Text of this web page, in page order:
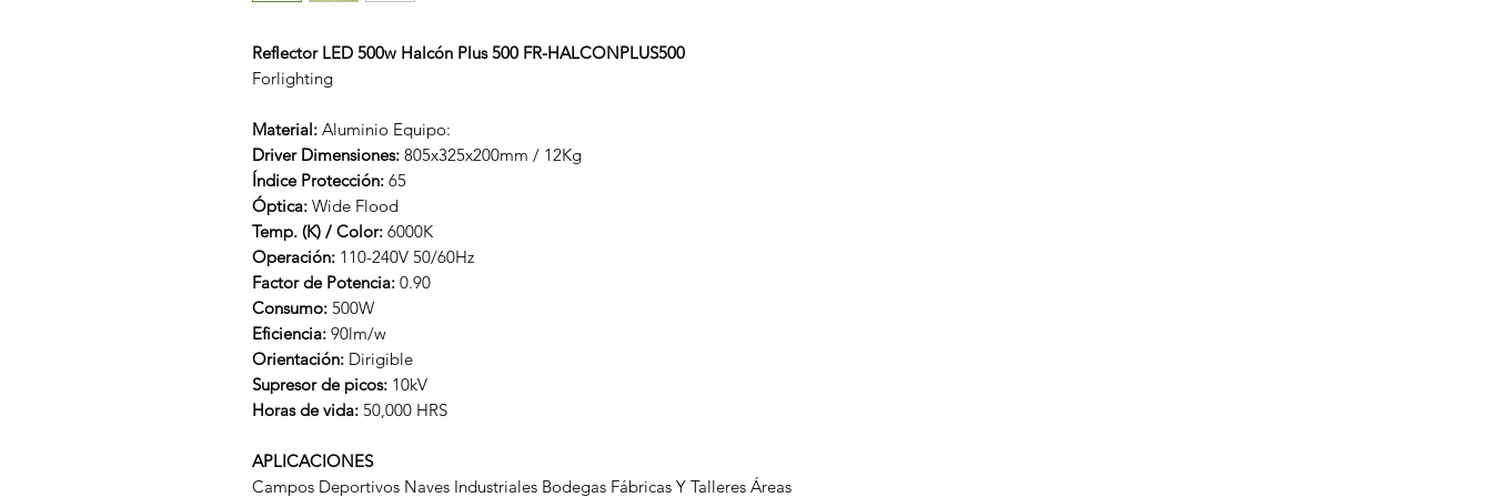
Reflector LED 500w Halcón Plus 500 FR-HALCONPLUS500
Forlighting
Material: Aluminio Equipo:
Driver Dimensiones: 805x325x200mm / 12Kg
Índice Protección: 65
Óptica: Wide Flood
Temp. (K) / Color: 6000K
Operación: 110-240V 50/60Hz
Factor de Potencia: 0.90
Consumo: 500W
Eficiencia: 90lm/w
Orientación: Dirigible
Supresor de picos: 10kV
Horas de vida: 50,000 HRS
APLICACIONES
Campos Deportivos Naves Industriales Bodegas Fábricas Y Talleres Áreas